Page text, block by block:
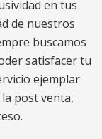
en tus
de nuestros
buscamos
satisfacer tu
ejemplar
post venta,